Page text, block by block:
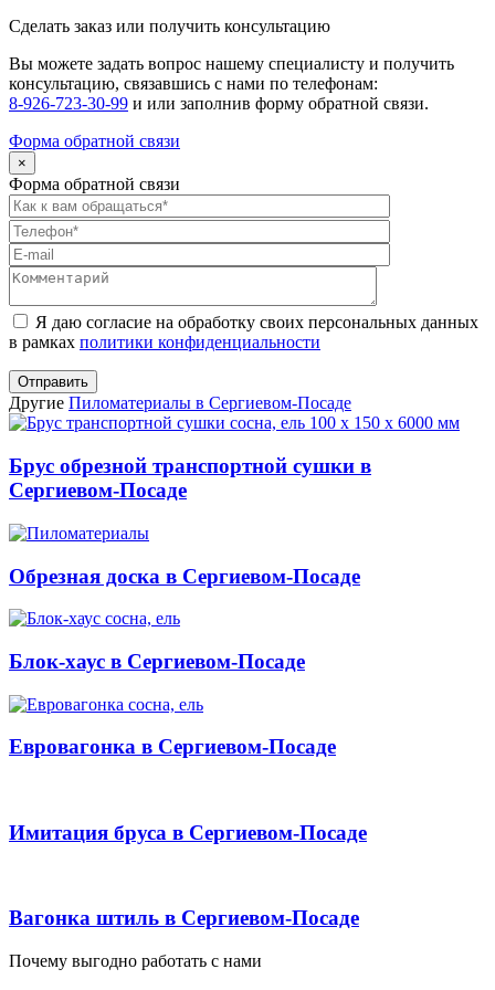
Сделать заказ или получить консультацию
Вы можете задать вопрос нашему специалисту и получить
консультацию, связавшись с нами по телефонам:
8-926-723-30-99 и или заполнив форму обратной связи.
Форма обратной связи
×
Форма обратной связи
Оставьте
это
поле
пустым.
Я даю согласие на обработку своих персональных данных
в рамках политики конфиденциальности
Другие Пиломатериалы в Сергиевом-Посаде
Брус обрезной транспортной сушки в
Сергиевом-Посаде
Обрезная доска в Сергиевом-Посаде
Блок-хаус в Сергиевом-Посаде
Евровагонка в Сергиевом-Посаде
Имитация бруса в Сергиевом-Посаде
Вагонка штиль в Сергиевом-Посаде
Почему выгодно работать с нами